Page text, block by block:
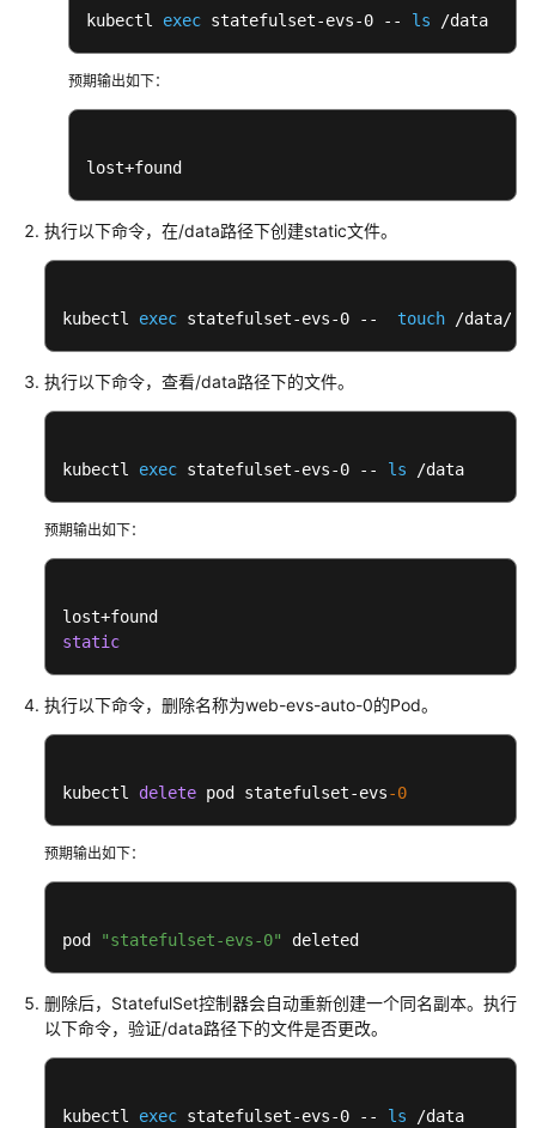
产
品
责
共
服
务
等
白
资
源
支
kubectl exec statefulset-evs-0 -- ls /data
预期输出如下：
lost+found
执行以下命令，在/data路径下创建static文件。
kubectl exec statefulset-evs-0 -- touch /data/
执行以下命令，查看/data路径下的文件。
kubectl exec statefulset-evs-0 -- ls /data
预期输出如下：
static
执行以下命令，删除名称为web-evs-auto-0的Pod。
kubectl delete pod statefulset-evs-0
预期输出如下：
pod "statefulset-evs-0" deleted
删除后，StatefulSet控制器会自动重新创建一个同名副本。执行
以下命令，验证/data路径下的文件是否更改。
kubectl exec statefulset-evs-0 -- ls /data